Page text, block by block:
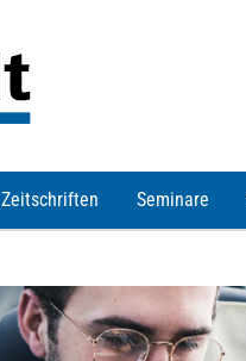
Zeitschriften Seminare